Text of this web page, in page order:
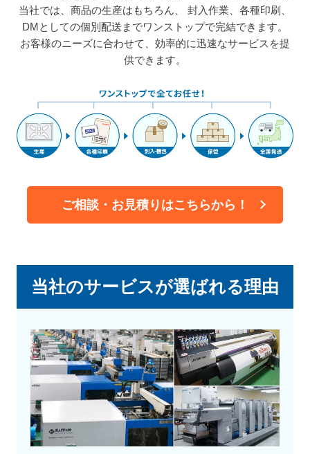
当社では、商品の生産はもちろん、
封入作業、各種印刷、
DMとしての個別配送までワンストップで完結できます。
お客様のニーズに合わせて、効率的に迅速なサービスを提
供できます。
ご相談・お見積りはこちらから！
当社のサービスが選ばれる理由